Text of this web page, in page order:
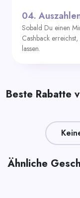
04.
Sobald Du einen
Cashback
lassen.
Beste Rabatte
Ähnliche